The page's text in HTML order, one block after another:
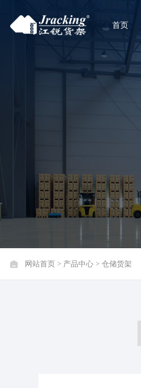
首页
网站首页 > 产品中心 > 仓储货架